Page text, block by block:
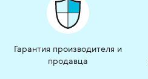
Гарантия производителя и
продавца